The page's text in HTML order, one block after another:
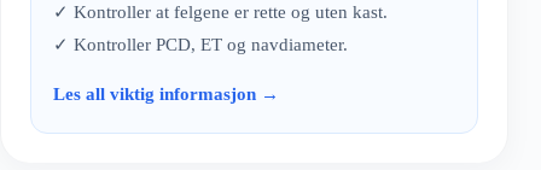
✓ Kontroller at felgene er rette og uten kast.
✓ Kontroller PCD, ET og navdiameter.
Les all viktig informasjon →